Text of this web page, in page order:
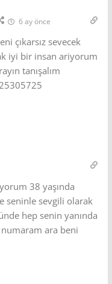
6 ay önce
çıkarsız sevecek
iyi bir insan ariyorum
tanışalım
38 yaşında
seninle sevgili olarak
hep senin yanında
ara beni